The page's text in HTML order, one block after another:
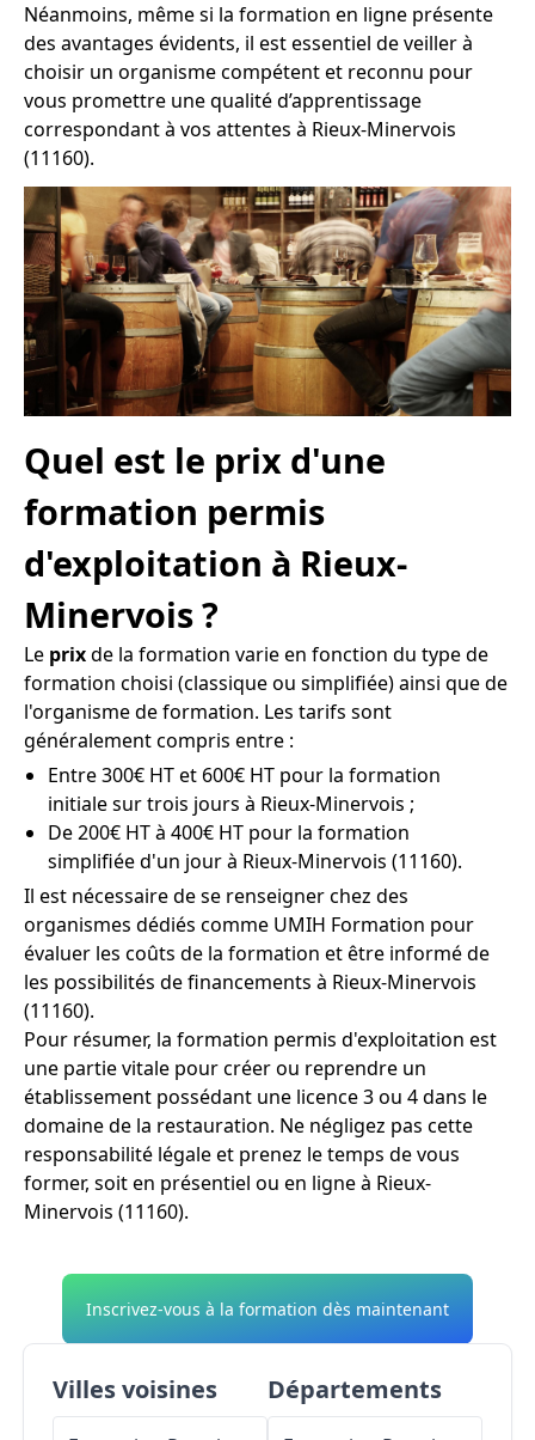
Néanmoins, même si la formation en ligne présente
des avantages évidents, il est essentiel de veiller à
choisir un organisme compétent et reconnu pour
vous promettre une qualité d’apprentissage
correspondant à vos attentes à Rieux-Minervois
(11160).
Quel est le prix d'une
formation permis
d'exploitation à Rieux-
Minervois ?
Le prixde la formation varie en fonction du type de
formation choisi (classique ou simplifiée) ainsi que de
l'organisme de formation. Les tarifs sont
généralement compris entre :
Entre 300€ HT et 600€ HT pour la formation
initiale sur trois jours à Rieux-Minervois ;
De 200€ HT à 400€ HT pour la formation
simplifiée d'un jour à Rieux-Minervois (11160).
Il est nécessaire de se renseigner chez des
organismes dédiés comme UMIH Formation pour
évaluer les coûts de la formation et être informé de
les possibilités de financements à Rieux-Minervois
(11160).
Pour résumer, la formation permis d'exploitation est
une partie vitale pour créer ou reprendre un
établissement possédant une licence 3 ou 4 dans le
domaine de la restauration. Ne négligez pas cette
responsabilité légale et prenez le temps de vous
former, soit en présentiel ou en ligne à Rieux-
Minervois (11160).
Inscrivez-vous à la formation dès maintenant
Villes voisines Départements